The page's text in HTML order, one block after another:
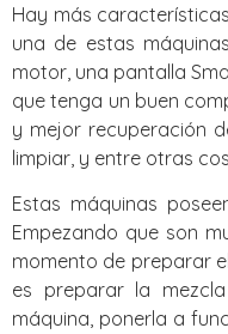
Hay más
una de estas
motor, una pantalla
que tenga un buen
y mejor recuperación
limpiar, y entre otras
Estas máquinas
Empezando que son
momento de preparar
es preparar la
máquina, ponerla a